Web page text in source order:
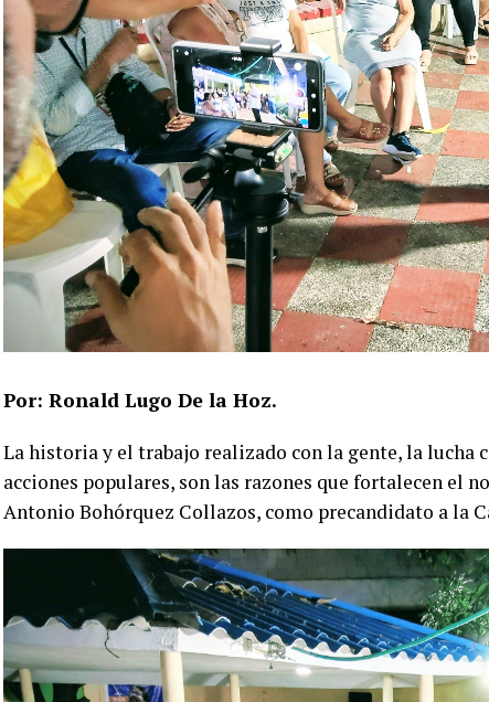
Por: Ronald Lugo De la Hoz.
La historia y el trabajo realizado con la gente, la
acciones populares, son las razones que fortalecen el
Antonio Bohórquez Collazos, como precandidato a la